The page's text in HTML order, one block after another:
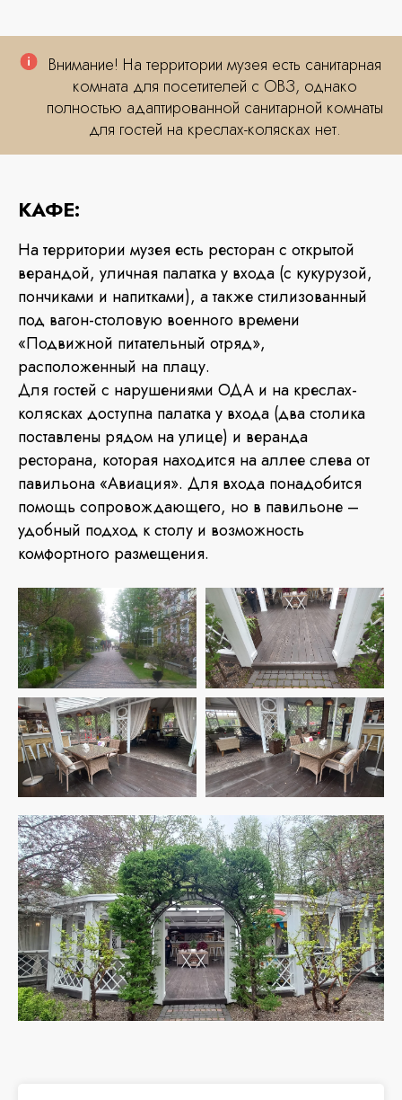
Внимание! На территории музея есть санитарная
комната для посетителей с ОВЗ, однако
полностью адаптированной санитарной комнаты
для гостей на креслах-колясках нет.
КАФЕ:
На территории музея есть ресторан с открытой
верандой, уличная палатка у входа (с кукурузой,
пончиками и напитками), а также стилизованный
под вагон-столовую военного времени
«Подвижной питательный отряд»,
расположенный на плацу.
Для гостей с нарушениями ОДА и на креслах-
колясках доступна палатка у входа (два столика
поставлены рядом на улице) и веранда
ресторана, которая находится на аллее слева от
павильона «Авиация». Для входа понадобится
помощь сопровождающего, но в павильоне –
удобный подход к столу и возможность
комфортного размещения.